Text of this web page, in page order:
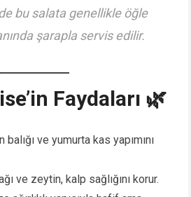
bu salata genellikle öğle
şarapla servis edilir.
Faydaları 🌿
balığı ve yumurta kas yapımını
ve zeytin, kalp sağlığını korur.